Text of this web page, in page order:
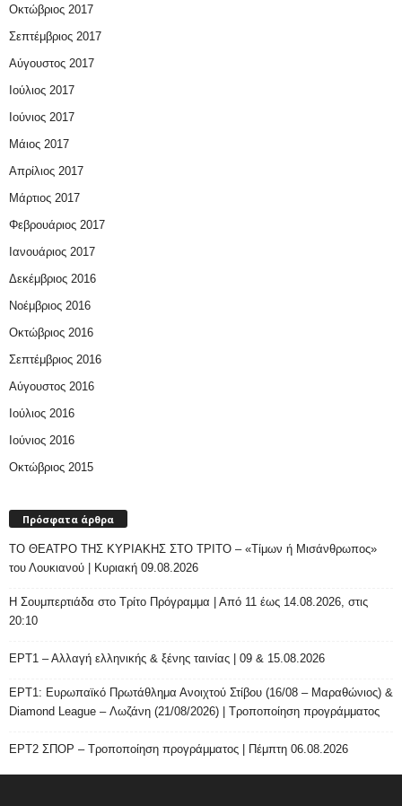
Οκτώβριος 2017
Σεπτέμβριος 2017
Αύγουστος 2017
Ιούλιος 2017
Ιούνιος 2017
Μάιος 2017
Απρίλιος 2017
Μάρτιος 2017
Φεβρουάριος 2017
Ιανουάριος 2017
Δεκέμβριος 2016
Νοέμβριος 2016
Οκτώβριος 2016
Σεπτέμβριος 2016
Αύγουστος 2016
Ιούλιος 2016
Ιούνιος 2016
Οκτώβριος 2015
Πρόσφατα άρθρα
ΤΟ ΘΕΑΤΡΟ ΤΗΣ ΚΥΡΙΑΚΗΣ ΣΤΟ ΤΡΙΤΟ – «Τίμων ή Μισάνθρωπος»
του Λουκιανού | Κυριακή 09.08.2026
H Σουμπερτιάδα στο Τρίτο Πρόγραμμα | Από 11 έως 14.08.2026, στις
20:10
ΕΡΤ1 – Αλλαγή ελληνικής & ξένης ταινίας | 09 & 15.08.2026
ΕΡΤ1: Ευρωπαϊκό Πρωτάθλημα Ανοιχτού Στίβου (16/08 – Μαραθώνιος) &
Diamond League – Λωζάνη (21/08/2026) | Τροποποίηση προγράμματος
ΕΡΤ2 ΣΠΟΡ – Τροποποίηση προγράμματος | Πέμπτη 06.08.2026